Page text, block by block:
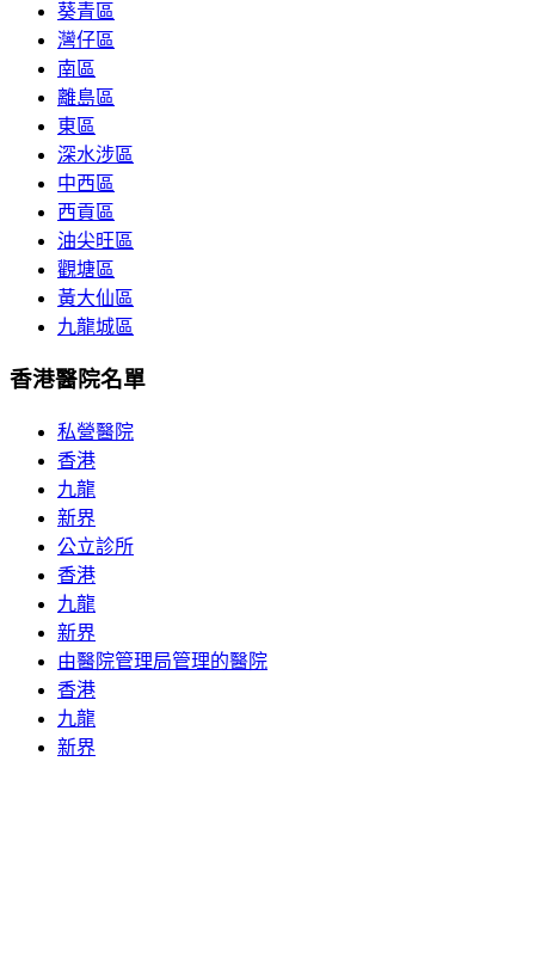
葵青區
灣仔區
南區
離島區
東區
深水涉區
中西區
西貢區
油尖旺區
觀塘區
黃大仙區
九龍城區
香港醫院名單
私營醫院
香港
九龍
新界
公立診所
香港
九龍
新界
由醫院管理局管理的醫院
香港
九龍
新界